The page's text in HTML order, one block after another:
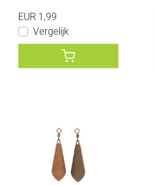
EUR 1,99
Vergelijk